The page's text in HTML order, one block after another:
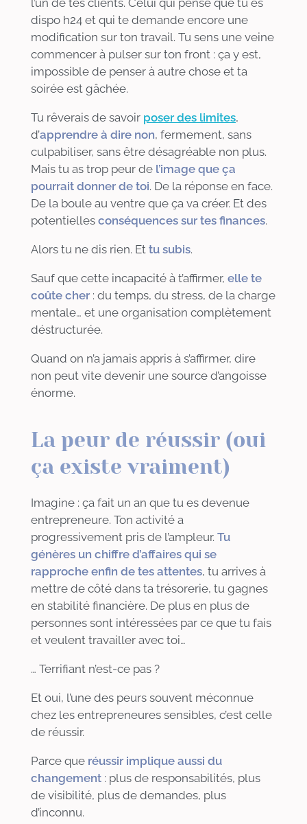
dispo h24 et qui te demande encore une
modification sur ton travail. Tu sens une veine
commencer à pulser sur ton front : ça y est,
impossible de penser à autre chose et ta
soirée est gâchée.
Tu rêverais de savoir poser des limites,
d’apprendre à dire non, fermement, sans
culpabiliser, sans être désagréable non plus.
Mais tu as trop peur de l’image que ça
pourrait donner de toi. De la réponse en face.
De la boule au ventre que ça va créer. Et des
potentielles conséquences sur tes finances.
Alors tu ne dis rien. Et tu subis.
Sauf que cette incapacité à t’affirmer, elle te
coûte cher : du temps, du stress, de la charge
mentale… et une organisation complètement
déstructurée.
Quand on n’a jamais appris à s’affirmer, dire
non peut vite devenir une source d’angoisse
énorme.
La peur de réussir (oui
ça existe vraiment)
Imagine : ça fait un an que tu es devenue
entrepreneure. Ton activité a
progressivement pris de l’ampleur. Tu
génères un chiffre d’affaires qui se
rapproche enfin de tes attentes, tu arrives à
mettre de côté dans ta trésorerie, tu gagnes
en stabilité financière. De plus en plus de
personnes sont intéressées par ce que tu fais
et veulent travailler avec toi…
… Terrifiant n’est-ce pas ?
Et oui, l’une des peurs souvent méconnue
chez les entrepreneures sensibles, c’est celle
de réussir.
Parce que réussir implique aussi du
changement : plus de responsabilités, plus
de visibilité, plus de demandes, plus
d’inconnu.